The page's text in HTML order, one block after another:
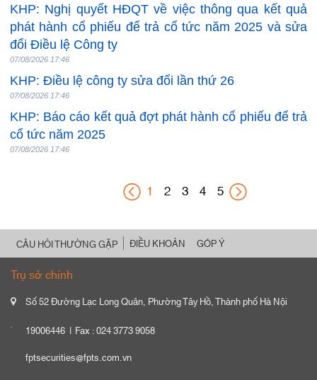
KHP: Nghị quyết HĐQT về việc thông qua kết quả
phát hành cổ phiếu để trả cổ tức năm 2025 và sửa
đổi Điều lệ Công ty
07/08/2026 17:46
KHP: Điều lệ công ty sửa đổi lần thứ 26
07/08/2026 17:46
KHP: Báo cáo kết quả đợt phát hành cổ phiếu để trả
cổ tức năm 2025
07/08/2026 17:46
1 2 3 4 5
CÂU HỎI THƯỜNG GẶP ĐIỀU KHOẢN GÓP Ý
Trụ sở chính
Số 52 Đường Lạc Long Quân, Phường Tây Hồ, Thành phố Hà Nội
19006446
Fax : 024 3773 9058
fptsecurities@fpts.com.vn